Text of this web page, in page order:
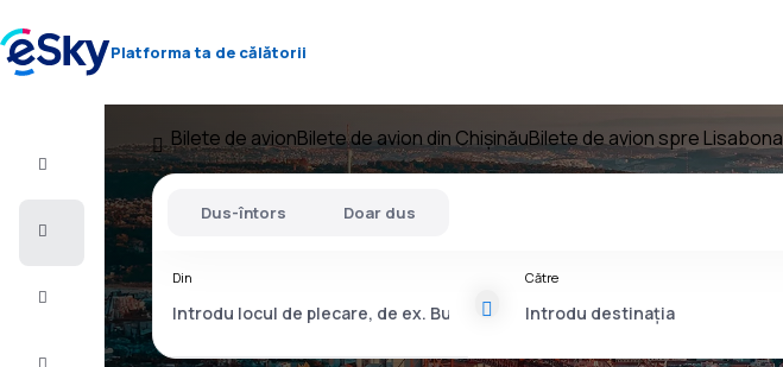
Platforma ta de călătorii
Zbor+Hotel
Vacanţe
Bilete de avionBilete de avion din ChișinăuBilete de avion spre Lisabona
Dus-întors Doar dus
Din Către